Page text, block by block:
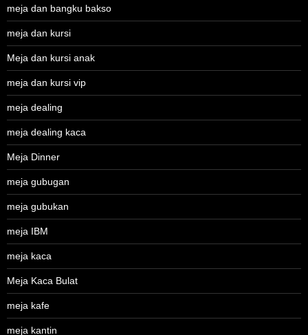
meja dan bangku bakso
meja dan kursi
Meja dan kursi anak
meja dan kursi vip
meja dealing
meja dealing kaca
Meja Dinner
meja gubugan
meja gubukan
meja IBM
meja kaca
Meja Kaca Bulat
meja kafe
meja kantin